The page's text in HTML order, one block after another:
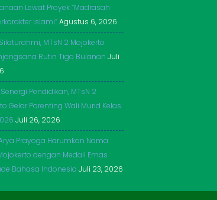
Lewat Proyek “Madrasah
Islami”Agustus 6, 2026
MTsN 2 Mojokerto
Rutin Tiga Bulanan Juli
Pendidikan, MTsN 2
Gelar Parenting Wali Murid Kelas
Juli 26, 2026
Prayoga Harumkan Nama
dengan Medali Emas
Bahasa Indonesia Juli 23, 2026